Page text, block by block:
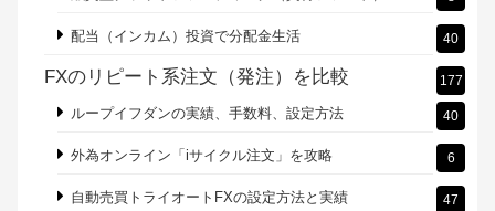
配当（インカム）投資で分配金生活 40
FXのリピート系注文（発注）を比較 177
ループイフダンの実績、手数料、設定方法 40
外為オンライン「iサイクル注文」を攻略 6
自動売買トライオートFXの設定方法と実績 47